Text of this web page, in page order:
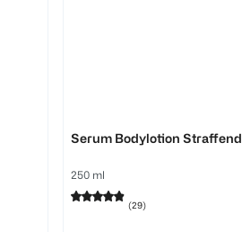
Serum Bodylotion Straffend
250 ml
(29)